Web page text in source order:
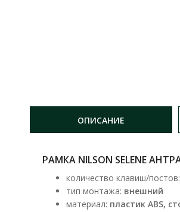
ОПИСАНИЕ
РАМКА NILSON SELENE
количество клавиш/постов:
тип монтажа: внешний
материал: пластик ABS,